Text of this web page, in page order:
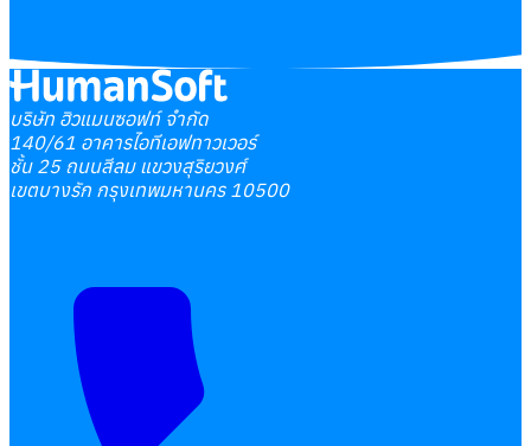
บริษัท ฮิวแมนซอฟท์ จำกัด
140/61 อาคารไอทีเอฟทาวเวอร์
ชั้น 25 ถนนสีลม แขวงสุริยวงศ์
เขตบางรัก กรุงเทพมหานคร 10500